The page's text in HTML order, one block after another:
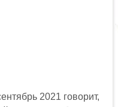
2021 говорит,